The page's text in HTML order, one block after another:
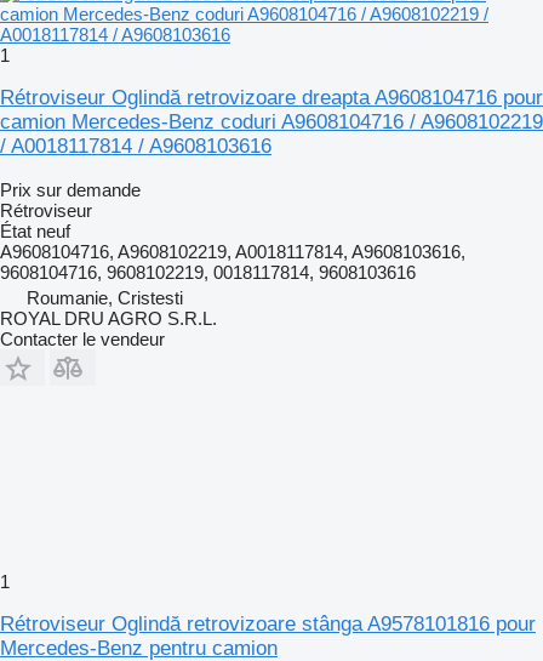
1
Rétroviseur Oglindă retrovizoare dreapta A9608104716 pour
camion Mercedes-Benz coduri A9608104716 / A9608102219
/ A0018117814 / A9608103616
Prix sur demande
Rétroviseur
État neuf
A9608104716, A9608102219, A0018117814, A9608103616,
9608104716, 9608102219, 0018117814, 9608103616
Roumanie, Cristesti
ROYAL DRU AGRO S.R.L.
Contacter le vendeur
1
Rétroviseur Oglindă retrovizoare stânga A9578101816 pour
Mercedes-Benz pentru camion